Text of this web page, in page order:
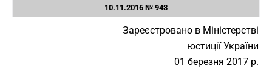
10.11.2016 № 943
Зареєстровано в Міністерстві
юстиції України
01 березня 2017 р.